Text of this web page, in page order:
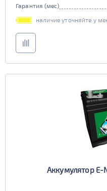
Гарантия (мес)
наличие уточняйте у
Аккумулятор E-